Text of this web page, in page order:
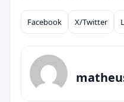
Compartilhar
Facebook X/Twitter